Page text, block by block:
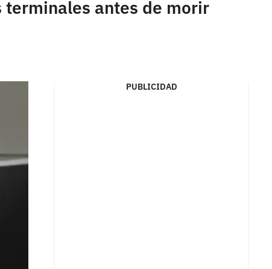
terminales antes de morir
PUBLICIDAD